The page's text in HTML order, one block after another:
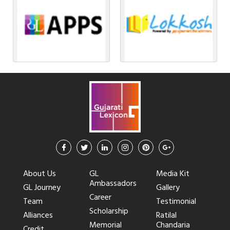
About Us
GL Journey
Team
Alliances
GL
Ambassadors
Career
Scholarship
Memorial
Media Kit
Gallery
Testimonial
Ratilal
Chandaria